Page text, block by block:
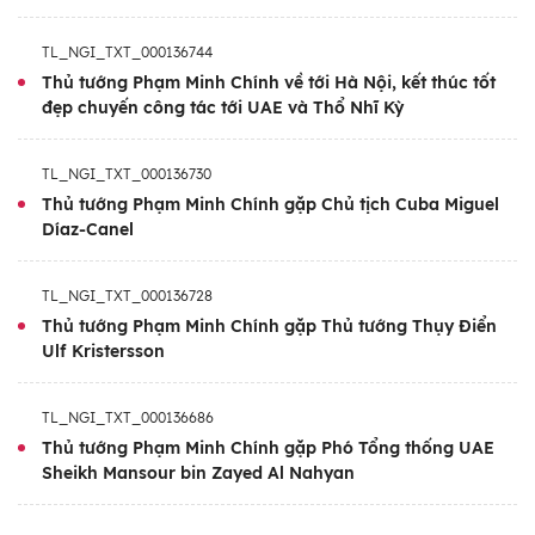
TL_NGI_TXT_000136744
Thủ tướng Phạm Minh Chính về tới Hà Nội, kết thúc tốt
đẹp chuyến công tác tới UAE và Thổ Nhĩ Kỳ
TL_NGI_TXT_000136730
Thủ tướng Phạm Minh Chính gặp Chủ tịch Cuba Miguel
Díaz-Canel
TL_NGI_TXT_000136728
Thủ tướng Phạm Minh Chính gặp Thủ tướng Thụy Điển
Ulf Kristersson
TL_NGI_TXT_000136686
Thủ tướng Phạm Minh Chính gặp Phó Tổng thống UAE
Sheikh Mansour bin Zayed Al Nahyan